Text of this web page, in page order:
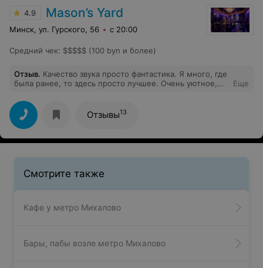
4.9 Mason’s Yard
Минск, ул. Гурского, 56 с 20:00
Средний чек: $$$$$ (100 byn и более)
Отзыв. Качество звука просто фантастика. Я много, где
была ранее, то здесь просто лучшее. Очень уютное,
выигрывает. Атмосферно на 100 %. Рекомендую!
Еще
Отзывы13
Смотрите также
Кафе у метро Михалово
Бары, пабы возле метро Михалово